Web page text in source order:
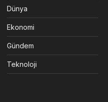
Dünya
Ekonomi
Gündem
Teknoloji